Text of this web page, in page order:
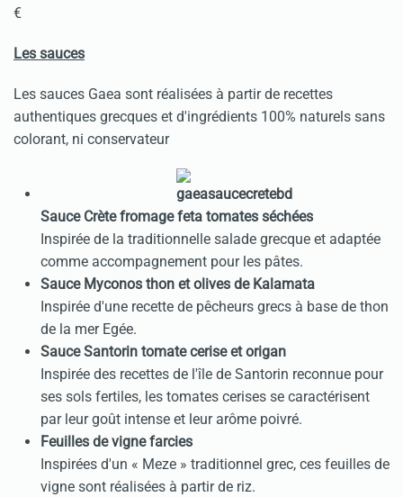
€
Les sauces
Les sauces Gaea sont réalisées à partir de recettes
authentiques grecques et d'ingrédients 100% naturels sans
colorant, ni conservateur
Sauce Crète fromage feta tomates séchées
Inspirée de la traditionnelle salade grecque et adaptée
comme accompagnement pour les pâtes.
Sauce Myconos thon et olives de Kalamata
Inspirée d'une recette de pêcheurs grecs à base de thon
de la mer Egée.
Sauce Santorin tomate cerise et origan
Inspirée des recettes de l'île de Santorin reconnue pour
ses sols fertiles, les tomates cerises se caractérisent
par leur goût intense et leur arôme poivré.
Feuilles de vigne farcies
Inspirées d'un « Meze » traditionnel grec, ces feuilles de
vigne sont réalisées à partir de riz.